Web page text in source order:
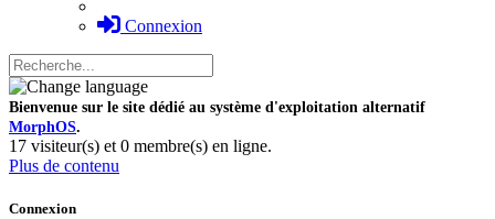
Connexion
Bienvenue sur le site dédié au système d'exploitation alternatif
MorphOS.
17 visiteur(s) et 0 membre(s) en ligne.
Plus de contenu
Connexion